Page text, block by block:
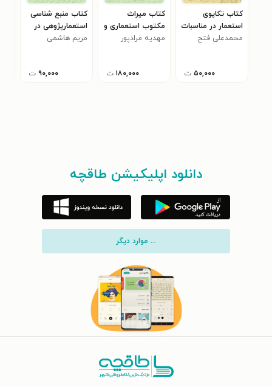
کتاب تکاپوی
استعمار در مناسبات
بین المللی غرب
محمدعلی فتح
۵۰,۰۰۰ ت
کتاب میراث
مکتوب استعماری و
ضد استعماری در
مهدیه مرادپور
۱۸۰,۰۰۰ ت
کتاب منبع شناسی
استعمارپژوهی در
جهان عرب
مریم هاشمی
۹۰,۰۰۰ ت
دانلود اپلیکیشن طاقچه
... موارد دیگر